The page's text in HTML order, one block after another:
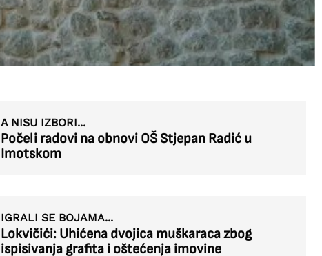
A NISU IZBORI...
Počeli radovi na obnovi OŠ Stjepan Radić u
Imotskom
IGRALI SE BOJAMA...
Lokvičići: Uhićena dvojica muškaraca zbog
ispisivanja grafita i oštećenja imovine